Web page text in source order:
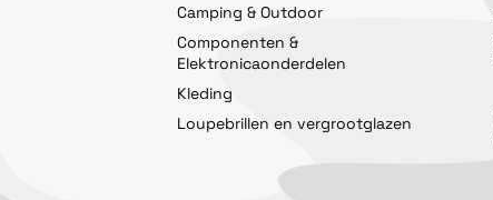
Camping & Outdoor
Componenten &
Elektronicaonderdelen
Kleding
Loupebrillen en vergrootglazen